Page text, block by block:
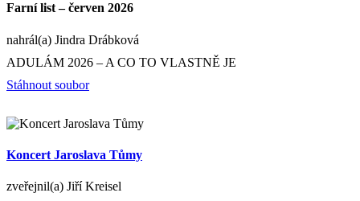
Farní list – červen 2026
nahrál(a) Jindra Drábková
ADULÁM 2026 – A CO TO VLASTNĚ JE
Stáhnout soubor
Koncert Jaroslava Tůmy
zveřejnil(a) Jiří Kreisel